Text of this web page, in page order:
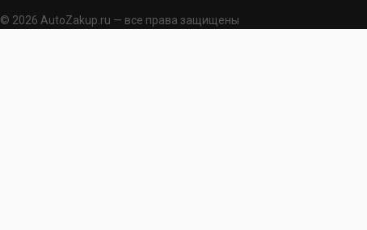
© 2026 AutoZakup.ru — все права защищены